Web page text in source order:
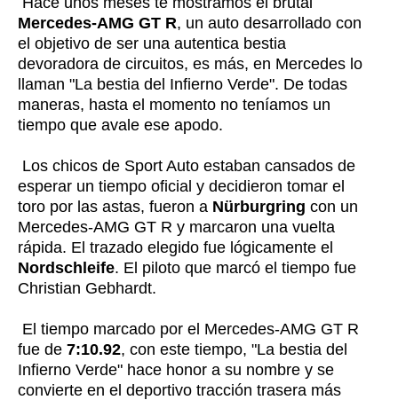
Mercedes-AMG GT R, un auto desarrollado con
el objetivo de ser una autentica bestia
devoradora de circuitos, es más, en Mercedes lo
llaman "La bestia del Infierno Verde". De todas
maneras, hasta el momento no teníamos un
tiempo que avale ese apodo.
Los chicos de Sport Auto estaban cansados de
esperar un tiempo oficial y decidieron tomar el
toro por las astas, fueron a Nürburgring con un
Mercedes-AMG GT R y marcaron una vuelta
rápida. El trazado elegido fue lógicamente el
Nordschleife. El piloto que marcó el tiempo fue
Christian Gebhardt.
El tiempo marcado por el Mercedes-AMG GT R
fue de 7:10.92, con este tiempo, "La bestia del
Infierno Verde" hace honor a su nombre y se
convierte en el deportivo tracción trasera más